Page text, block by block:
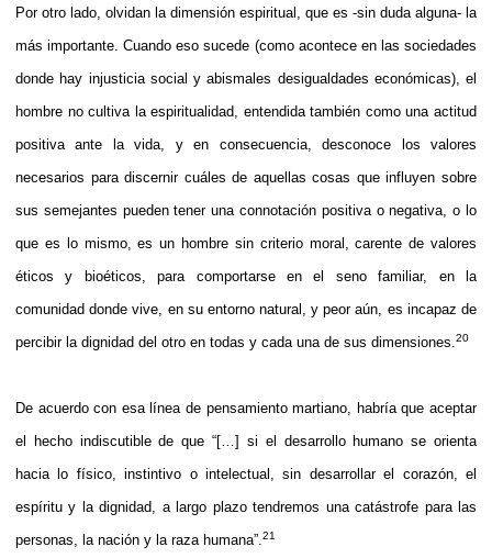
Por otro lado, olvidan la dimensión espiritual, que es -sin duda alguna- la
más importante. Cuando eso sucede (como acontece en las sociedades
donde hay injusticia social y abismales desigualdades económicas), el
hombre no cultiva la espiritualidad, entendida también como una actitud
positiva ante la vida, y en consecuencia, desconoce los valores
necesarios para discernir cuáles de aquellas cosas que influyen sobre
sus semejantes pueden tener una connotación positiva o negativa, o lo
que es lo mismo, es un hombre sin criterio moral, carente de valores
éticos y bioéticos, para comportarse en el seno familiar, en la
comunidad donde vive, en su entorno natural, y peor aún, es incapaz de
percibir la dignidad del otro en todas y cada una de sus dimensiones. 20
De acuerdo con esa línea de pensamiento martiano, habría que aceptar
el hecho indiscutible de que “[…] si el desarrollo humano se orienta
hacia lo físico, instintivo o intelectual, sin desarrollar el corazón, el
espíritu y la dignidad, a largo plazo tendremos una catástrofe para las
personas, la nación y la raza humana”. 21